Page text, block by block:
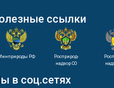
ссылки
РФ
Росприрод-
надзор СО
в соц.сетях